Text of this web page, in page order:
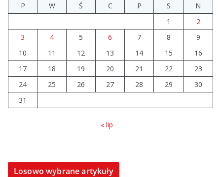
Prawie 20 tys. zł dla dyrektora
szpitala. Podwyżka mimo
finansowych problemów
04.08.2026
Upały groźne dla zwierząt.
Weterynaria apeluje
P
W Ś C P S
N
1
2
3
4 5 6 7 8
9
10
11 12 13 14 15
16
17
18 19 20 21 22
23
24
25 26 27 28 29
30
31
« lip
Losowo wybrane artykuły